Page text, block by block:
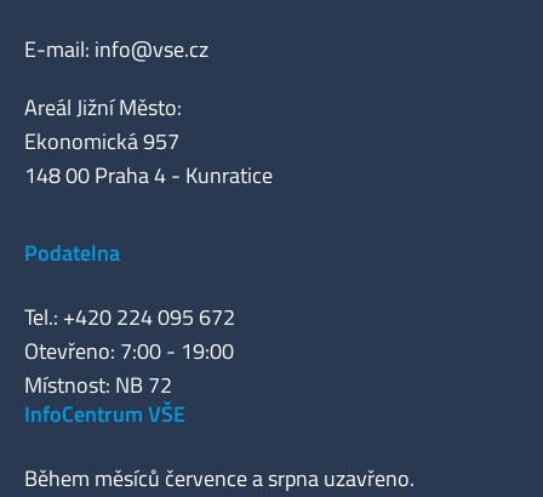
E-mail: info@vse.cz
Areál Jižní Město:
Ekonomická 957
148 00 Praha 4 - Kunratice
Podatelna
Tel.: +420 224 095 672
Otevřeno: 7:00 - 19:00
Místnost: NB 72
InfoCentrum VŠE
Během měsíců července a srpna uzavřeno.